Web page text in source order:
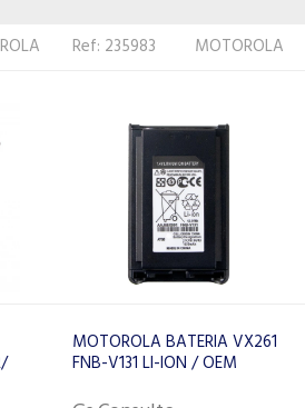
Ref: 604 MOTOROLA
MOTOROLA BATERIA DTR
NNTN6923 FINA